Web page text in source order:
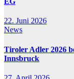
22. Juni 2026
News
Tiroler Adler 2026
Innsbruck